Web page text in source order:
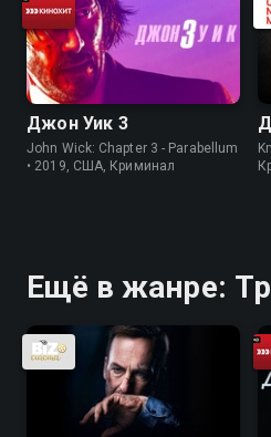
Джон Уик 3
John Wick: Chapter 3 - Parabellum
• 2019, США, Криминал
Ещё в жанре: